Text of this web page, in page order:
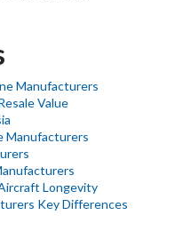
Manufacturers
Value
Manufacturers
Longevity
Key Differences